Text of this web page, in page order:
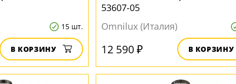
15 шт.
В КОРЗИНУ
53607-05
Omnilux (Италия)
12 590 ₽ В КОРЗИНУ